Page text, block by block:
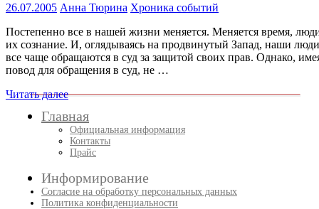
26.07.2005 Анна Тюрина Хроника событий
Постепенно все в нашей жизни меняется. Меняется время,
их сознание. И, оглядываясь на продвинутый Запад, наши люди
все чаще обращаются в суд за защитой своих прав. Однако,
повод для обращения в суд, не …
Читать далее
Главная
Официальная информация
Контакты
Прайс
Информирование
Согласие на обработку персональных данных
Политика конфиденциальности